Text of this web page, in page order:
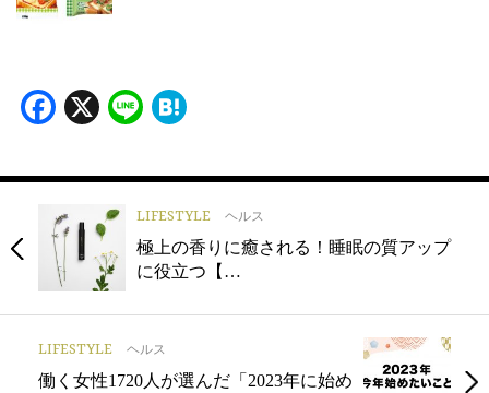
Facebook
X Line
LIFESTYLE ヘルス
極上の香りに癒される！睡眠の質アップ
に役立つ【…
LIFESTYLE ヘルス
働く女性1720人が選んだ「2023年に始め